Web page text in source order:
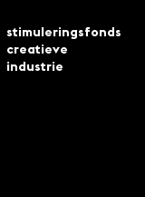
stimuleringsfonds
creatieve
industrie